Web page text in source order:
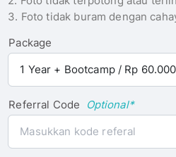
3. Foto tidak buram dengan
Package
Referral Code Optional*